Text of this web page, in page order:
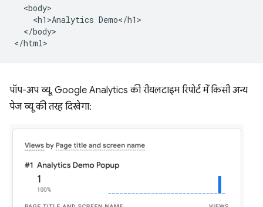
  <body>
    <h1>Analytics Demo</h1>
  </body>
पॉप-अप व्यू, Google Analytics की रीयलटाइम रिपोर्ट में किसी अन्य
पेज व्यू की तरह दिखेगा: